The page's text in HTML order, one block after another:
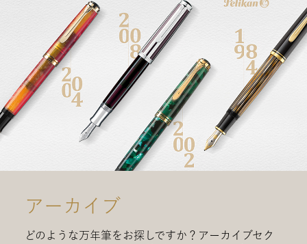
アーカイブ
どのような万年筆をお探しですか？アーカイブセク